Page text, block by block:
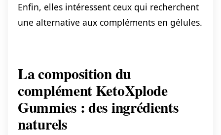
Enfin, elles intéressent ceux qui recherchent
une alternative aux compléments en gélules.
La composition du
complément KetoXplode
Gummies : des ingrédients
naturels